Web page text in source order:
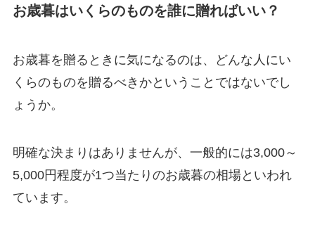
お歳暮はいくらのものを誰に贈ればいい？
お歳暮を贈るときに気になるのは、どんな人にい
くらのものを贈るべきかということではないでし
ょうか。
明確な決まりはありませんが、一般的には3,000～
5,000円程度が1つ当たりのお歳暮の相場といわれ
ています。